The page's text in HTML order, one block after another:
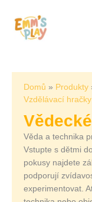
obsah
Domů Produkty
Vzdělávací hračky
Věda a technika
Vstupte s dětmi
pokusy najdete
podporují
experimentovat.